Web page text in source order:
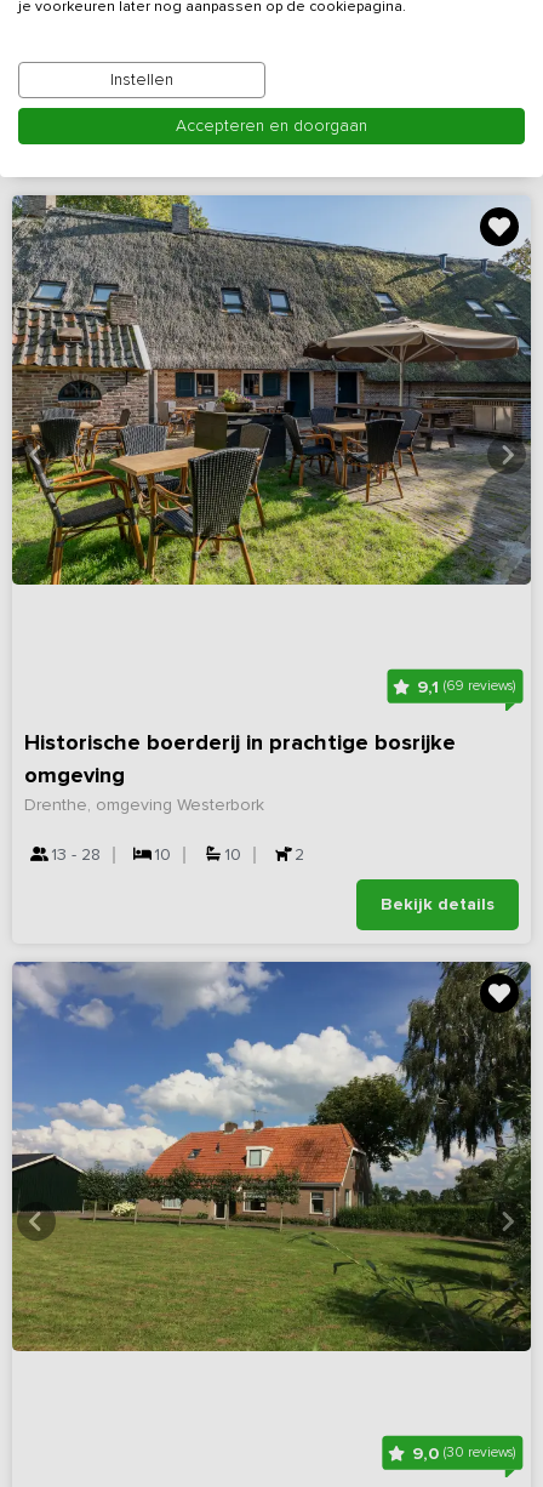
Twente
14
9,1(69 reviews)
Historische boerderij in prachtige bosrijke
omgeving
Drenthe, omgeving Westerbork
13 - 28 10 10 2
Bekijk details
9,0 (30 reviews)
je voorkeuren later nog aanpassen op de cookiepagina.
Instellen
Accepteren en doorgaan